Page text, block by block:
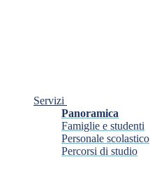
Servizi
Panoramica
Famiglie e studenti
Personale scolastico
Percorsi di studio